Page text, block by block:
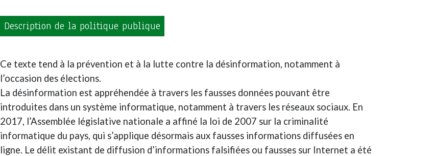
Description de la politique publique
Ce texte tend à la prévention et à la lutte contre la désinformation, notamment à
l’occasion des élections.
La désinformation est appréhendée à travers les fausses données pouvant être
introduites dans un système informatique, notamment à travers les réseaux sociaux. En
2017, l’Assemblée législative nationale a affiné la loi de 2007 sur la criminalité
informatique du pays, qui s’applique désormais aux fausses informations diffusées en
ligne. Le délit existant de diffusion d’informations falsifiées ou fausses sur Internet a été